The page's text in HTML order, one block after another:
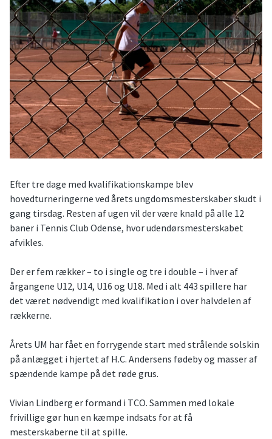
Efter tre dage med kvalifikationskampe blev
hovedturneringerne ved årets ungdomsmesterskaber skudt i
gang tirsdag. Resten af ugen vil der være knald på alle 12
baner i Tennis Club Odense, hvor udendørsmesterskabet
afvikles.
Der er fem rækker – to i single og tre i double – i hver af
årgangene U12, U14, U16 og U18. Med i alt 443 spillere har
det været nødvendigt med kvalifikation i over halvdelen af
rækkerne.
Årets UM har fået en forrygende start med strålende solskin
på anlægget i hjertet af H.C. Andersens fødeby og masser af
spændende kampe på det røde grus.
Vivian Lindberg er formand i TCO. Sammen med lokale
frivillige gør hun en kæmpe indsats for at få
mesterskaberne til at spille.